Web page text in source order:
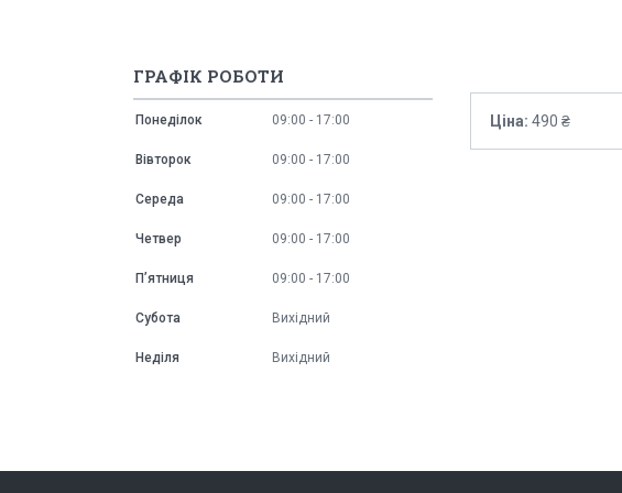
Ціна: 490 ₴
ГРАФІК РОБОТИ
Понеділок 09:00 17:00
Вівторок 09:00 17:00
Середа 09:00 17:00
Четвер 09:00 17:00
Пʼятниця 09:00 17:00
Субота Вихідний
Неділя Вихідний